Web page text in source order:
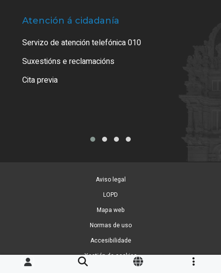
Atención á cidadanía
Servizo de atención telefónica 010
Suxestións e reclamacións
Cita previa
Aviso legal
LOPD
Mapa web
Normas de uso
Accesibilidade
Xestión de cookies